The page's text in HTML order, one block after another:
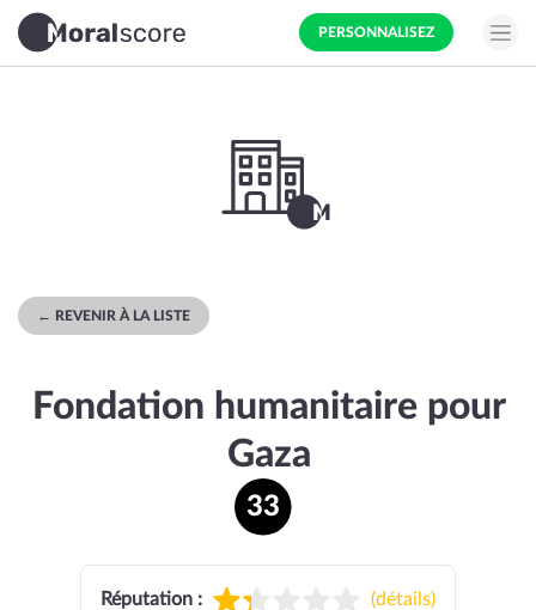
PERSONNALISEZ
← REVENIR À LA LISTE
Fondation humanitaire pour
Gaza
33
Réputation : (détails)